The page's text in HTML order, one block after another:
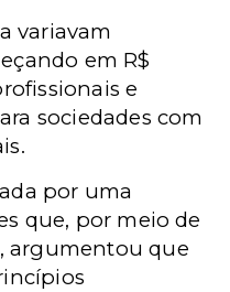
variavam
em R$
e
sociedades com
por uma
que, por meio de
argumentou que